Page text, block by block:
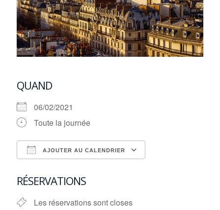
QUAND
06/02/2021
Toute la journée
AJOUTER AU CALENDRIER
RÉSERVATIONS
Les réservations sont closes